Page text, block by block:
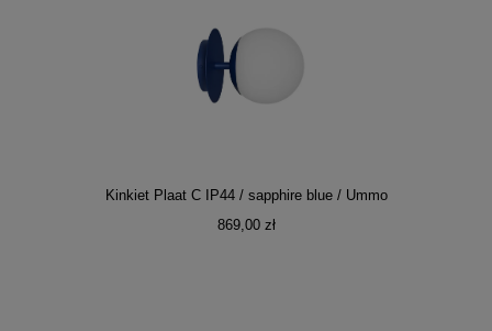
Kinkiet Plaat C IP44 / sapphire blue / Ummo
869,00 zł